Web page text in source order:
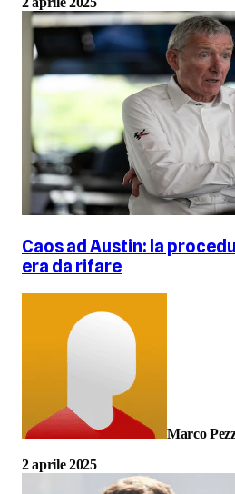
Caos ad Austin: la
era da rifare
Marco
2 aprile 2025